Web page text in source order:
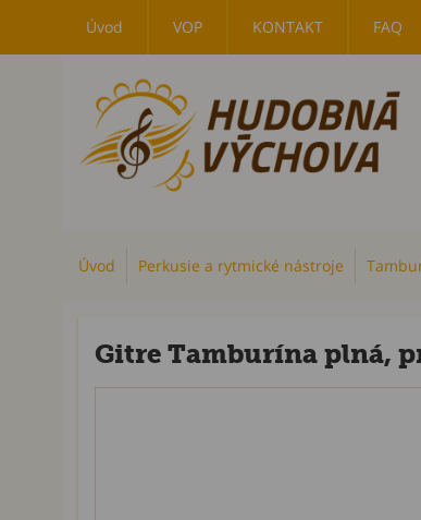
Úvod VOP KONTAKT FAQ
Úvod Perkusie a rytmické nástroje
Gitre Tamburína plná,